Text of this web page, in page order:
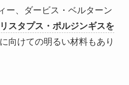
ー、ダービス・ベルターン
スタプス・ポルジンギスを
向けての明るい材料もあり